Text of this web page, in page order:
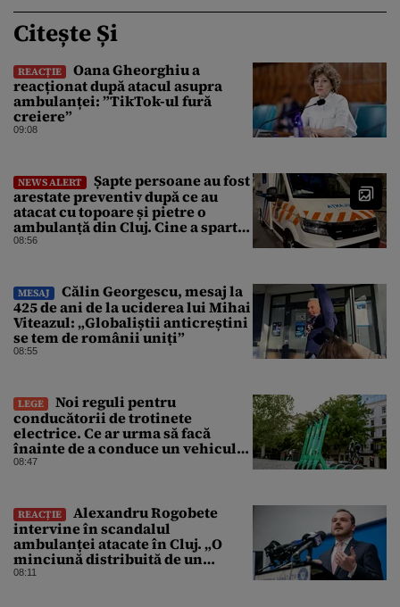
Citește Și
REACȚIE
Oana Gheorghiu a
reacționat după atacul asupra
ambulanței: ”TikTok-ul fură
creiere”
09:08
NEWS ALERT
Șapte persoane au fost
arestate preventiv după ce au
atacat cu topoare și pietre o
ambulanță din Cluj. Cine a spart
parbrizul și l-a rănit pe șofer
08:56
MESAJ
Călin Georgescu, mesaj la
425 de ani de la uciderea lui Mihai
Viteazul: „Globaliștii anticreștini
se tem de românii uniți”
08:55
LEGE
Noi reguli pentru
conducătorii de trotinete
electrice. Ce ar urma să facă
înainte de a conduce un vehicul
pe drumurile publice
08:47
REACȚIE
Alexandru Rogobete
intervine în scandalul
ambulanței atacate în Cluj. „O
minciună distribuită de un
milion de ori rămâne o
08:11